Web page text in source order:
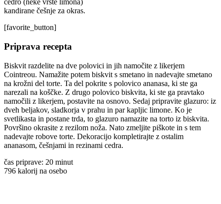
cedro (neke vrste limona)
kandirane češnje za okras.
[favorite_button]
Priprava recepta
Biskvit razdelite na dve polovici in jih namočite z likerjem
Cointreou. Namažite potem biskvit s smetano in nadevajte smetano
na krožni del torte. Ta del pokrite s polovico ananasa, ki ste ga
narezali na koščke. Z drugo polovico biskvita, ki ste ga pravtako
namočili z likerjem, postavite na osnovo. Sedaj pripravite glazuro: iz
dveh beljakov, sladkorja v prahu in par kapljic limone. Ko je
svetlikasta in postane trda, to glazuro namazite na torto iz biskvita.
Površino okrasite z rezilom noža. Nato zmeljite piškote in s tem
nadevajte robove torte. Dekoracijo kompletirajte z ostalim
ananasom, češnjami in rezinami cedra.
čas priprave: 20 minut
796 kalorij na osebo